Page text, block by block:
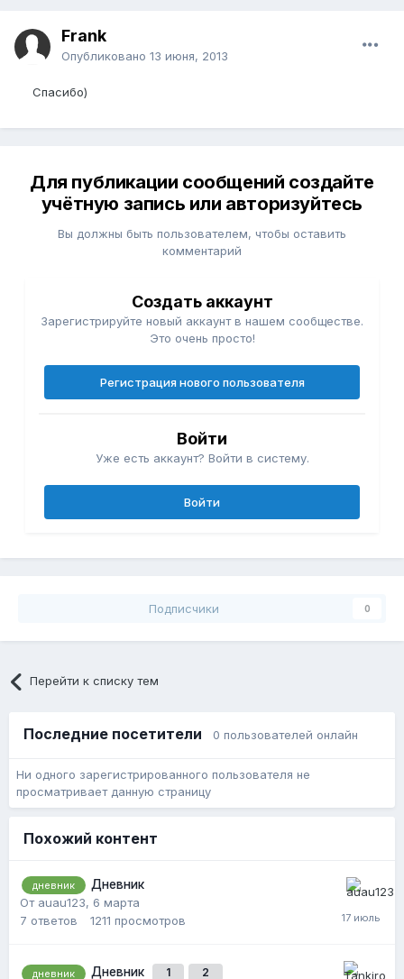
Frank
Опубликовано 13 июня, 2013
Спасибо)
Для публикации сообщений создайте
учётную запись или авторизуйтесь
Вы должны быть пользователем, чтобы оставить
комментарий
Создать аккаунт
Зарегистрируйте новый аккаунт в нашем сообществе.
Это очень просто!
Регистрация нового пользователя
Войти
Уже есть аккаунт? Войти в систему.
Войти
Подписчики 0
Перейти к списку тем
Последние посетители 0 пользователей онлайн
Ни одного зарегистрированного пользователя не
просматривает данную страницу
Похожий контент
дневник
Дневник
От auau123, 6 марта
7 ответов 1211 просмотров
дневник Дневник 1 2